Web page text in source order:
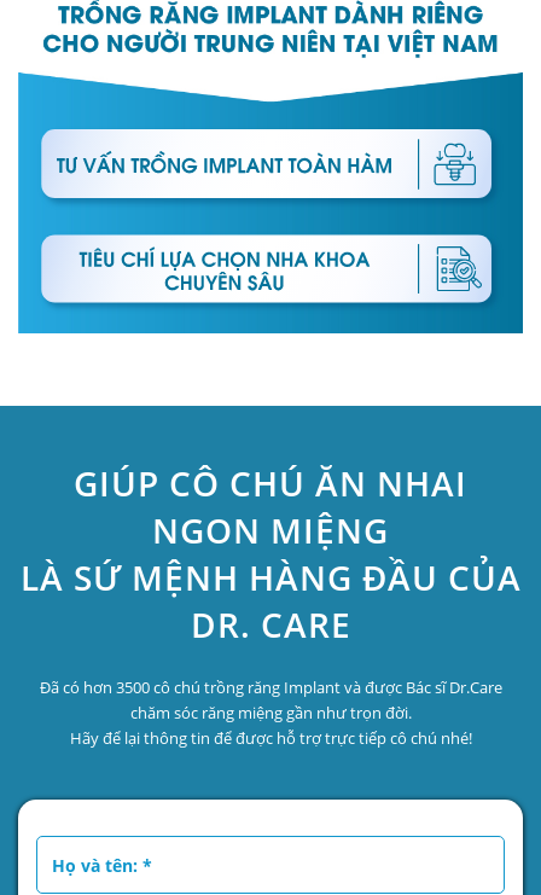
GIÚP CÔ CHÚ ĂN NHAI
NGON MIỆNG
LÀ SỨ MỆNH HÀNG ĐẦU CỦA
DR. CARE
Đã có hơn 3500 cô chú trồng răng Implant và được Bác sĩ Dr.Care
chăm sóc răng miệng gần như trọn đời.
Hãy để lại thông tin để được hỗ trợ trực tiếp cô chú nhé!